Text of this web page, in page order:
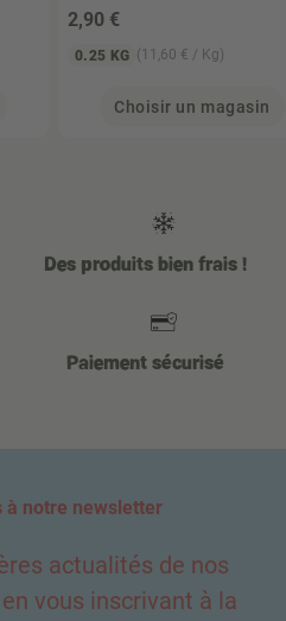
2,90 €
0.25 KG (11,60 € / Kg)
Choisir un magasin
Des produits bien frais !
Paiement sécurisé
à notre newsletter
actualités de nos
vous inscrivant à la